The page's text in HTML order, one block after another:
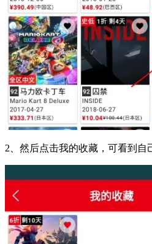
2、然后点击我的收藏，可看到自